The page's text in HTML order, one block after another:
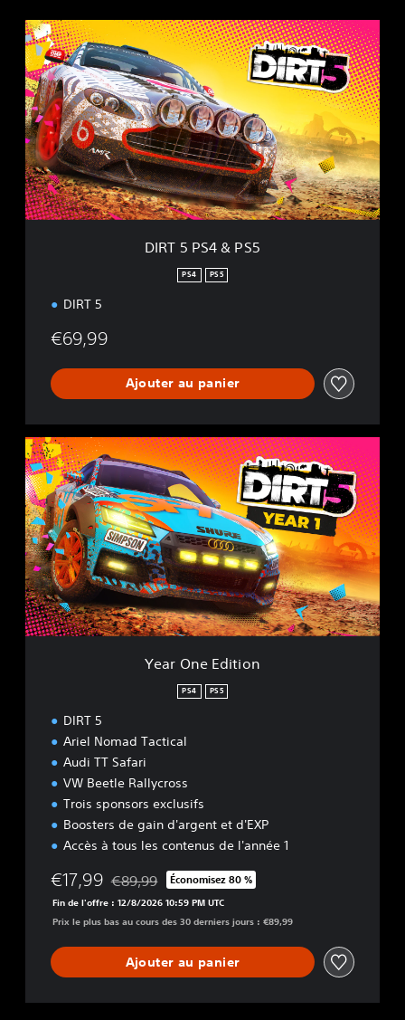
D
I
R
T
5
P
S
4
&
P
S
5
DIRT 5 PS4 & PS5
PS4 PS5
DIRT 5
€69,99
Ajouter au panier
Y
e
a
r
O
n
e
E
d
i
t
i
Year One Edition
PS4 PS5
DIRT 5
Ariel Nomad Tactical
Audi TT Safari
VW Beetle Rallycross
Trois sponsors exclusifs
Boosters de gain d'argent et d'EXP
Accès à tous les contenus de l'année 1
€17,99 Remise par rapport au prix d'origine de €89,99
€89,99 Économisez 80 %
Fin de l'offre : 12/8/2026 10:59 PM UTC
Prix le plus bas au cours des 30 derniers jours : €89,99
Ajouter au panier